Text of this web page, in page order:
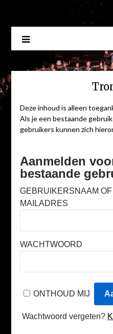
Deze inhoud is alleen
Als je een bestaande
gebruikers kunnen zich
Aanmelden
bestaande
GEBRUIKERSNAAM OF
MAILADRES
WACHTWOORD
ONTHOUD MIJ
Wachtwoord vergeten?